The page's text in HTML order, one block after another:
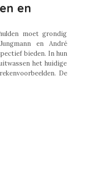
en
moet grondig
en André
bieden. In hun
het huidige
De